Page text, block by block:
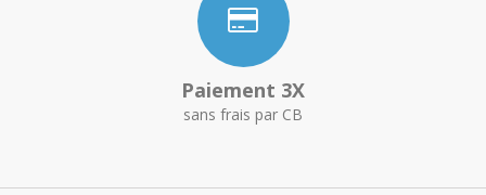
Paiement 3X
sans frais par CB